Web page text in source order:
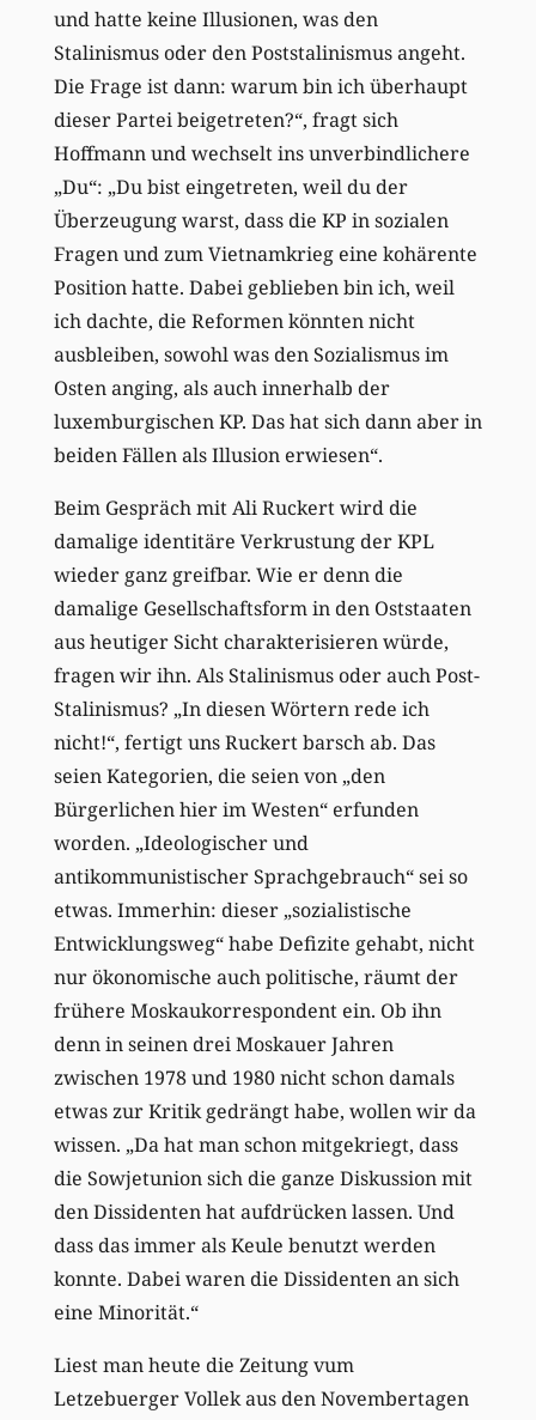
und hatte keine Illusionen, was den
Stalinismus oder den Poststalinismus angeht.
Die Frage ist dann: warum bin ich überhaupt
dieser Partei beigetreten?“, fragt sich
Hoffmann und wechselt ins unverbindlichere
„Du“: „Du bist eingetreten, weil du der
Überzeugung warst, dass die KP in sozialen
Fragen und zum Vietnamkrieg eine kohärente
Position hatte. Dabei geblieben bin ich, weil
ich dachte, die Reformen könnten nicht
ausbleiben, sowohl was den Sozialismus im
Osten anging, als auch innerhalb der
luxemburgischen KP. Das hat sich dann aber in
beiden Fällen als Illusion erwiesen“.
Beim Gespräch mit Ali Ruckert wird die
damalige identitäre Verkrustung der KPL
wieder ganz greifbar. Wie er denn die
damalige Gesellschaftsform in den Oststaaten
aus heutiger Sicht charakterisieren würde,
fragen wir ihn. Als Stalinismus oder auch Post-
Stalinismus? „In diesen Wörtern rede ich
nicht!“, fertigt uns Ruckert barsch ab. Das
seien Kategorien, die seien von „den
Bürgerlichen hier im Westen“ erfunden
worden. „Ideologischer und
antikommunistischer Sprachgebrauch“ sei so
etwas. Immerhin: dieser „sozialistische
Entwicklungsweg“ habe Defizite gehabt, nicht
nur ökonomische auch politische, räumt der
frühere Moskaukorrespondent ein. Ob ihn
denn in seinen drei Moskauer Jahren
zwischen 1978 und 1980 nicht schon damals
etwas zur Kritik gedrängt habe, wollen wir da
wissen. „Da hat man schon mitgekriegt, dass
die Sowjetunion sich die ganze Diskussion mit
den Dissidenten hat aufdrücken lassen. Und
dass das immer als Keule benutzt werden
konnte. Dabei waren die Dissidenten an sich
eine Minorität.“
Liest man heute die Zeitung vum
Letzebuerger Vollek aus den Novembertagen